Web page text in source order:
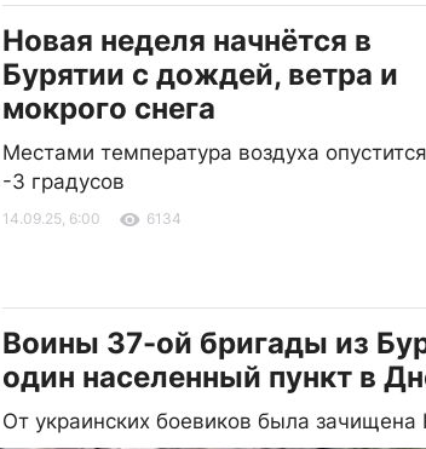
Новая неделя начнётся в
Бурятии с дождей, ветра и
мокрого снега
Местами температура воздуха
-3 градусов
14.09.25, 6:00 6134
Воины 37-ой бригады из
один населенный пункт в
От украинских боевиков была зачищена